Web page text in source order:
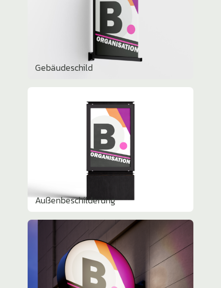
Gebäu­de­schild
Außen­be­schil­de­rung